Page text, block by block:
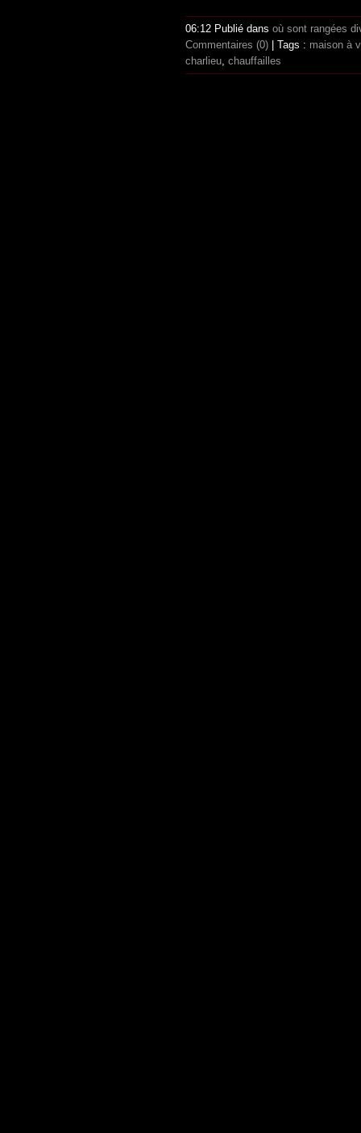
06:12 Publié dans où sont rangées
Commentaires (0) | Tags : maison à
charlieu chauffailles